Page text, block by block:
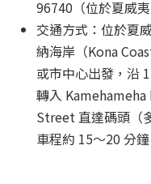
96740（位於夏威夷
交通方式：位於夏
納海岸（Kona
或市中心出發，沿
轉入
Street 直達碼頭（
車程約 15～20 分鐘